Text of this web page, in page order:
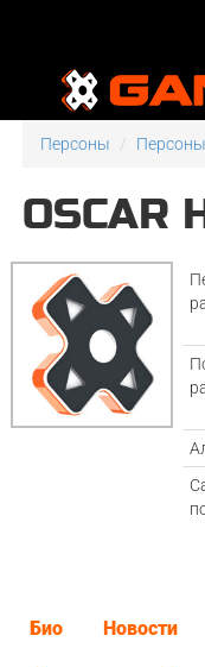
Персоны Персоны
OSCAR
Био Новости